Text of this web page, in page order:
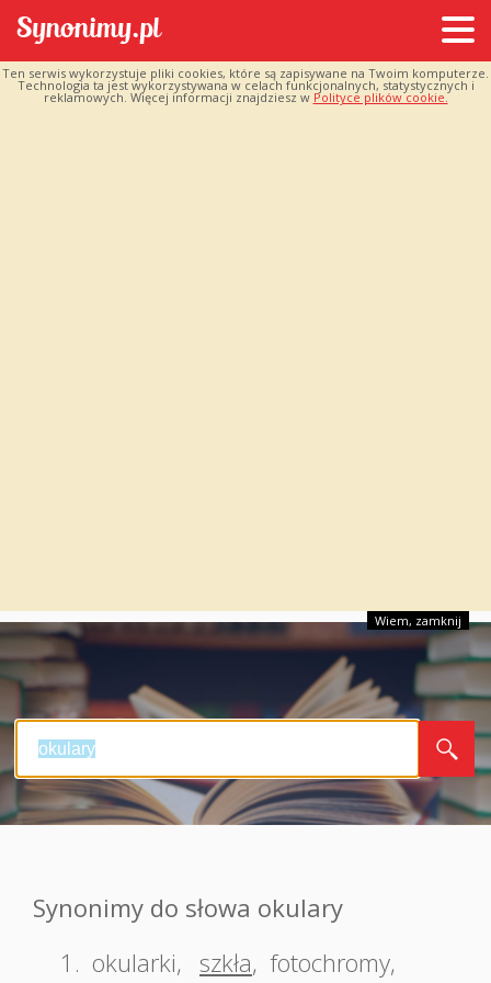
Ten serwis wykorzystuje pliki cookies, które są zapisywane na Twoim komputerze.
Technologia ta jest wykorzystywana w celach funkcjonalnych, statystycznych i
reklamowych. Więcej informacji znajdziesz w Polityce plików cookie.
Wiem, zamknij
Synonimy do słowa okulary
1. okularki, szkła, fotochromy,